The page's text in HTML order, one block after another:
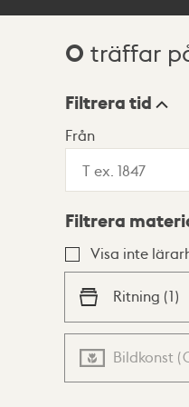
0 träffar
Visningsläge
Lista
Filtrera tid
Från
Filtrera
Visa inte
Ritning (1)
Bildkonst (